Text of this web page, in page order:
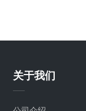
关于我们